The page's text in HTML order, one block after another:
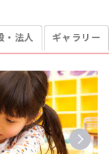
・法人 ギャラリー